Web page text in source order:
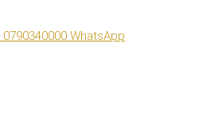
0790340000 WhatsApp